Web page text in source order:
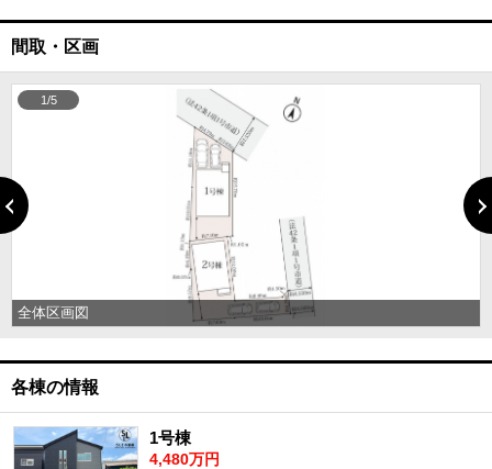
間取・区画
全体区画図
1/5
各棟の情報
1号棟
4,480万円